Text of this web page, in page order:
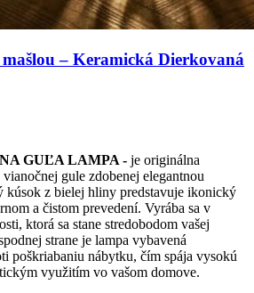
– Keramická Dierkovaná
GUĽA LAMPA - je originálna
gule zdobenej elegantnou
kúsok z bielej hliny predstavuje ikonický
a čistom prevedení. Vyrába sa v
ktorá sa stane stredobodom vašej
strane je lampa vybavená
poškriabaniu nábytku, čím spája vysokú
využitím vo vašom domove.